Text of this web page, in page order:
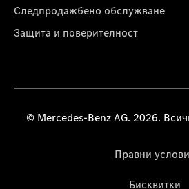
Следпродажбено обслужване
Защита и поверителност
© Mercedes-Benz AG. 2026.
Правни
Бисквитки